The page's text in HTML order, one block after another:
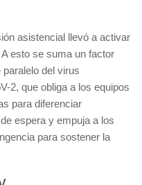
asistencial llevó a activar
esto se suma un factor
del virus
2, que obliga a los equipos
para diferenciar
espera y empuja a los
para sostener la